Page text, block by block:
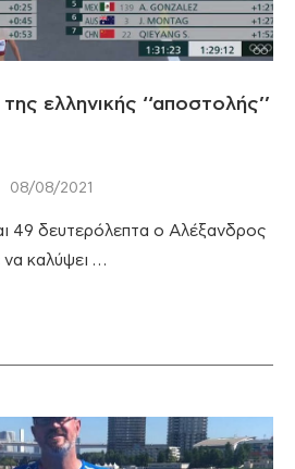
ελληνικής ‘‘αποστολής’’
08/08/2021
49 δευτερόλεπτα ο Αλέξανδρος
να καλύψει …